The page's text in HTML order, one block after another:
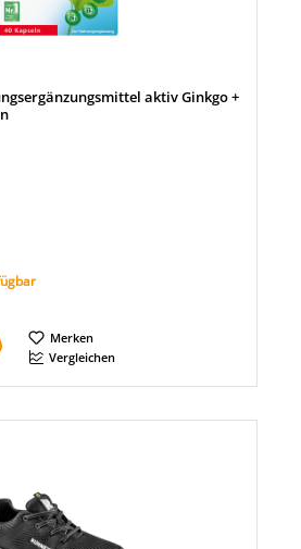
aktiv Ginkgo +
Merken
Vergleichen